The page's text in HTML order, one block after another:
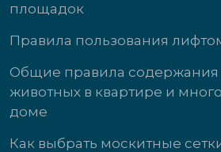
площадок
Правила пользования
Общие правила
животных в квартире и
доме
Как выбрать москитные